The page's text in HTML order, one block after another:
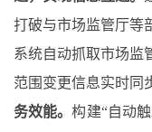
打破与市场监管厅等
系统自动抓取市场监
范围变更信息实时同
务效能。构建“自动